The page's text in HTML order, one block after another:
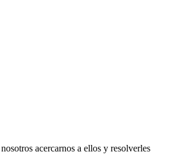
acercarnos a ellos y resolverles